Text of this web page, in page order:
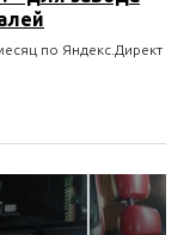
по Яндекс.Директ